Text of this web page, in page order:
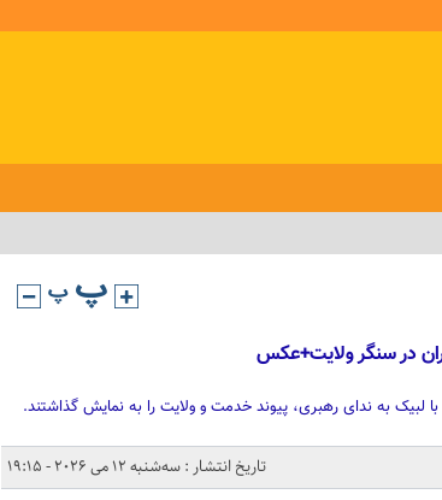
لبیک به ندای رهبری، پیوند خدمت و ولایت را به نمایش گذاشتند.
تاریخ انتشار : سه‌شنبه 12 می 2026 - 19:15